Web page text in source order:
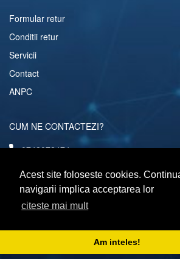
Acest site foloseste cookies.
navigarii implica acceptarea lor
citeste mai mult
Am inteles!
Formular retur
Conditii retur
Servicii
Contact
ANPC
CUM NE CONTACTEZI?
0742072474
comenzi@computerescu.ro
URMARESTE-NE SI PE
Copyright © 2026 Computerescu.ro. All rights